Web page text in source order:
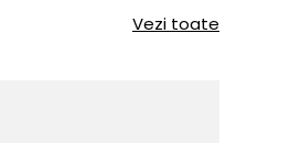
Vezi toate